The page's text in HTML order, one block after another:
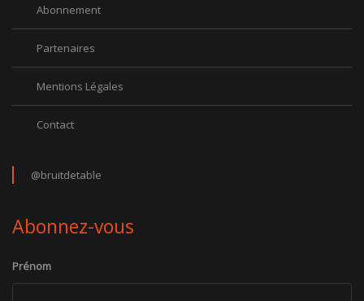
Abonnement
Partenaires
Mentions Légales
Contact
@bruitdetable
Abonnez-vous
Prénom